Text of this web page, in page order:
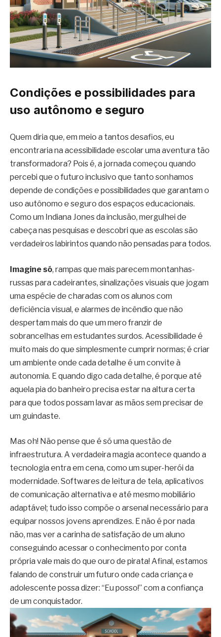
Condições e possibilidades para
uso autônomo e seguro
Quem diria que, em meio a tantos desafios, eu
encontraria na acessibilidade escolar uma aventura tão
transformadora? Pois é, a jornada começou quando
percebi que o futuro inclusivo que tanto sonhamos
depende de condições e possibilidades que garantam o
uso autônomo e seguro dos espaços educacionais.
Como um Indiana Jones da inclusão, mergulhei de
cabeça nas pesquisas e descobri que as escolas são
verdadeiros labirintos quando não pensadas para todos.
Imagine só, rampas que mais parecem montanhas-
russas para cadeirantes, sinalizações visuais que jogam
uma espécie de charadas com os alunos com
deficiência visual, e alarmes de incêndio que não
despertam mais do que um mero franzir de
sobrancelhas em estudantes surdos. Acessibilidade é
muito mais do que simplesmente cumprir normas; é criar
um ambiente onde cada detalhe é um convite à
autonomia. E quando digo cada detalhe, é porque até
aquela pia do banheiro precisa estar na altura certa
para que todos possam lavar as mãos sem precisar de
um guindaste.
Mas oh! Não pense que é só uma questão de
infraestrutura. A verdadeira magia acontece quando a
tecnologia entra em cena, como um super-herói da
modernidade. Softwares de leitura de tela, aplicativos
de comunicação alternativa e até mesmo mobiliário
adaptável; tudo isso compõe o arsenal necessário para
equipar nossos jovens aprendizes. E não é por nada
não, mas ver a carinha de satisfação de um aluno
conseguindo acessar o conhecimento por conta
própria vale mais do que ouro de pirata! Afinal, estamos
falando de construir um futuro onde cada criança e
adolescente possa dizer: “Eu posso!” com a confiança
de um conquistador.